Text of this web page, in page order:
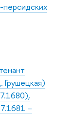
персидских
–